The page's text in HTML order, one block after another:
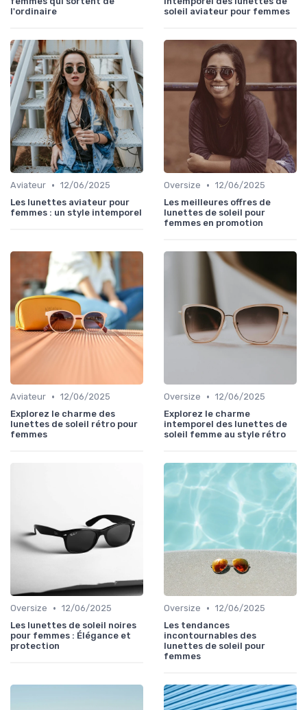
l'ordinaire
soleil aviateur pour femmes
Aviateur • 12/06/2025
Les lunettes aviateur pour
femmes : un style intemporel
Oversize • 12/06/2025
Les meilleures offres de
lunettes de soleil pour
femmes en promotion
Aviateur • 12/06/2025
Explorez le charme des
lunettes de soleil rétro pour
femmes
Oversize • 12/06/2025
Explorez le charme
intemporel des lunettes de
soleil femme au style rétro
Oversize • 12/06/2025
Les lunettes de soleil noires
pour femmes : Élégance et
protection
Oversize • 12/06/2025
Les tendances
incontournables des
lunettes de soleil pour
femmes